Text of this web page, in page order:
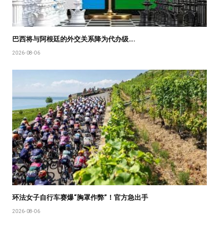
巴西将与阿根廷的外交关系降为代办级….
2026-08-06
环法女子自行车赛爆“胸罩作弊”！官方急出手
2026-08-06